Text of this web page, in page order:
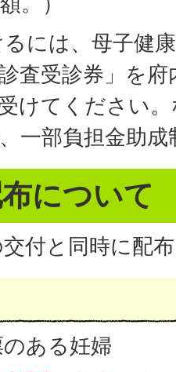
には、母子健
査受診券」を
けてください
一部負担金助
について
付と同時に配
ある妊婦